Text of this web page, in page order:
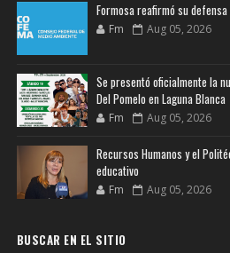
Formosa reafirmó su
Fm Aug 05, 2026
Se presentó oficialmente la
Del Pomelo en Laguna Blanca
Fm Aug 05, 2026
Recursos Humanos y el
educativo
Fm Aug 05, 2026
BUSCAR EN EL SITIO